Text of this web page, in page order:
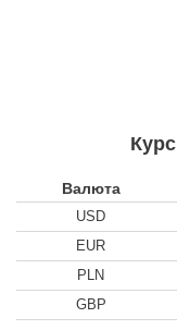
Валюта
USD
EUR
PLN
GBP